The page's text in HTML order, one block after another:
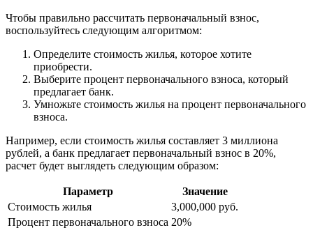
Чтобы правильно рассчитать первоначальный взнос,
воспользуйтесь следующим алгоритмом:
Определите стоимость жилья, которое хотите
приобрести.
Выберите процент первоначального взноса, который
предлагает банк.
Умножьте стоимость жилья на процент первоначального
взноса.
Например, если стоимость жилья составляет 3 миллиона
рублей, а банк предлагает первоначальный взнос в 20%,
расчет будет выглядеть следующим образом:
Параметр
Значение
Стоимость жилья
3,000,000 руб.
Процент первоначального взноса 20%